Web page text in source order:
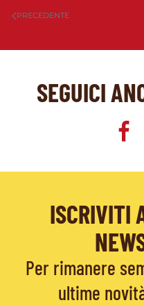
PRECEDENTE
SEGUICI
ISCRIVITI
Per rimanere
ultime